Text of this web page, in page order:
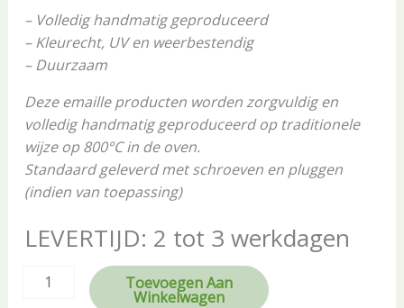
– Volledig handmatig geproduceerd
– Kleurecht, UV en weerbestendig
– Duurzaam
Deze emaille producten worden zorgvuldig en
volledig handmatig geproduceerd op traditionele
wijze op 800°C in de oven.
Standaard geleverd met schroeven en pluggen
(indien van toepassing)
LEVERTIJD: 2 tot 3 werkdagen
Toevoegen Aan
Winkelwagen